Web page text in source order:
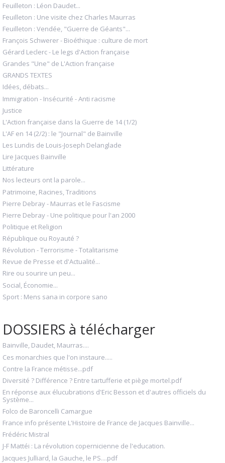
Feuilleton : Léon Daudet...
Feuilleton : Une visite chez Charles Maurras
Feuilleton : Vendée, "Guerre de Géants"...
François Schwerer - Bioéthique : culture de mort
Gérard Leclerc - Le legs d'Action française
Grandes "Une" de L'Action française
GRANDS TEXTES
Idées, débats...
Immigration - Insécurité - Anti racisme
Justice
L'Action française dans la Guerre de 14 (1/2)
L'AF en 14 (2/2) : le "Journal" de Bainville
Les Lundis de Louis-Joseph Delanglade
Lire Jacques Bainville
Littérature
Nos lecteurs ont la parole...
Patrimoine, Racines, Traditions
Pierre Debray - Maurras et le Fascisme
Pierre Debray - Une politique pour l'an 2000
Politique et Religion
République ou Royauté ?
Révolution - Terrorisme - Totalitarisme
Revue de Presse et d'Actualité...
Rire ou sourire un peu...
Social, Économie...
Sport : Mens sana in corpore sano
DOSSIERS à télécharger
Bainville, Daudet, Maurras....
Ces monarchies que l'on instaure.....
Contre la France métisse...pdf
Diversité ? Différence ? Entre tartufferie et piège mortel.pdf
En réponse aux élucubrations d'Eric Besson et d'autres officiels du
Système...
Folco de Baroncelli Camargue
France info présente L'Histoire de France de Jacques Bainville...
Frédéric Mistral
J-F Mattéi : La révolution copernicienne de l'education.
Jacques Julliard, la Gauche, le PS....pdf